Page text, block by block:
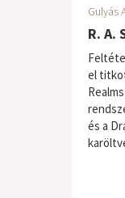
Gulyás
R. A.
el
és a